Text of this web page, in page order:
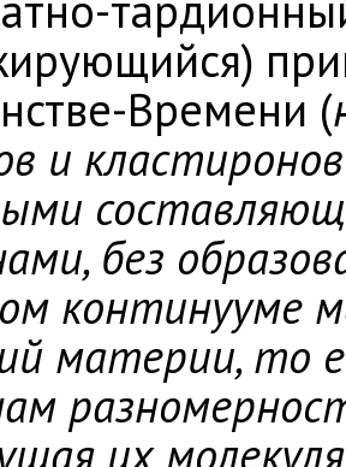
Времени (
и
без
континууме
материи, то
их